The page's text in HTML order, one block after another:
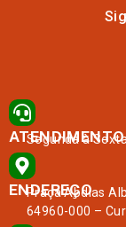
ATENDIMENTO
Segunda à
ENDEREÇO
Praça Abdias
64960-000 –